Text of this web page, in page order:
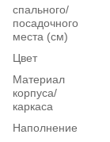
спального/
посадочного
места (см)
Цвет
Материал
корпуса/
каркаса
Наполнение